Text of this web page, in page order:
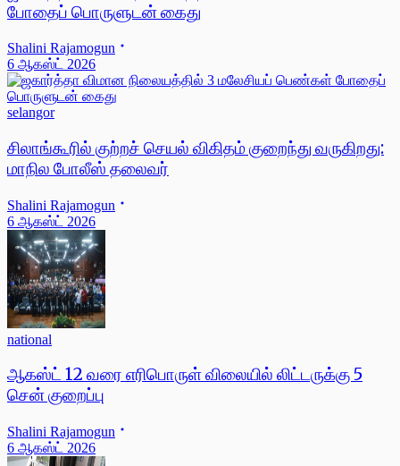
போதைப் பொருளுடன் கைது
Shalini Rajamogun
6 ஆகஸ்ட் 2026
selangor
சிலாங்கூரில் குற்றச் செயல் விகிதம் குறைந்து வருகிறது:
மாநில போலீஸ் தலைவர்
Shalini Rajamogun
6 ஆகஸ்ட் 2026
national
ஆகஸ்ட் 12 வரை எரிபொருள் விலையில் லிட்டருக்கு 5
சென் குறைப்பு
Shalini Rajamogun
6 ஆகஸ்ட் 2026